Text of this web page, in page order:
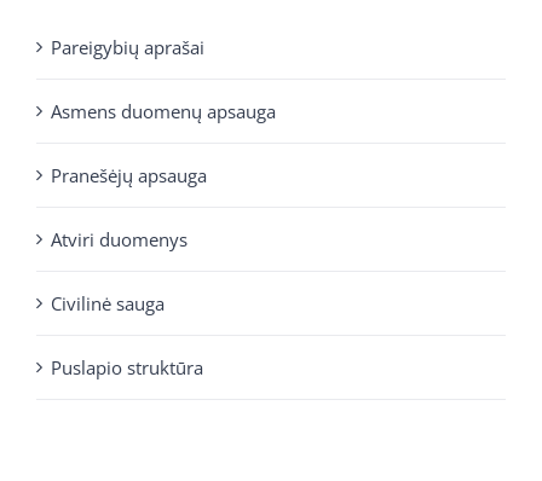
Pareigybių aprašai
Asmens duomenų apsauga
Pranešėjų apsauga
Atviri duomenys
Civilinė sauga
Puslapio struktūra